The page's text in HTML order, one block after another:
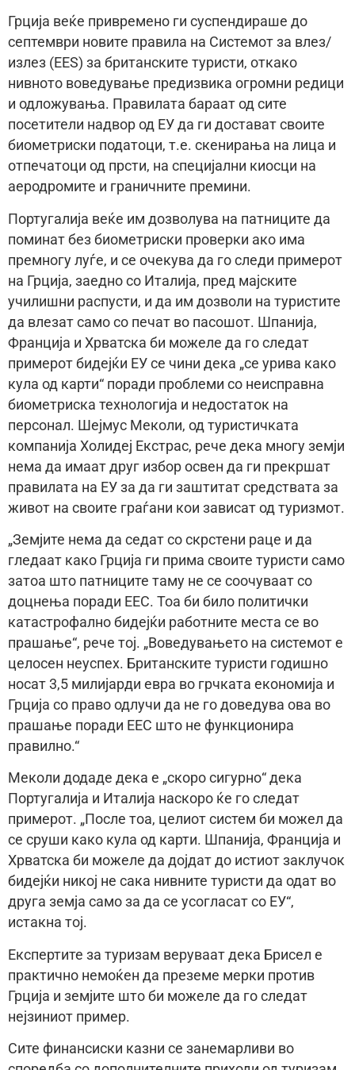
Грција веќе привремено ги суспендираше до
септември новите правила на Системот за влез/
излез (EES) за британските туристи, откако
нивното воведување предизвика огромни редици
и одложувања. Правилата бараат од сите
посетители надвор од ЕУ да ги достават своите
биометриски податоци, т.е. скенирања на лица и
отпечатоци од прсти, на специјални киосци на
аеродромите и граничните премини.
Португалија веќе им дозволува на патниците да
поминат без биометриски проверки ако има
премногу луѓе, и се очекува да го следи примерот
на Грција, заедно со Италија, пред мајските
училишни распусти, и да им дозволи на туристите
да влезат само со печат во пасошот. Шпанија,
Франција и Хрватска би можеле да го следат
примерот бидејќи ЕУ се чини дека „се урива како
кула од карти“ поради проблеми со неисправна
биометриска технологија и недостаток на
персонал. Шејмус Меколи, од туристичката
компанија Холидеј Екстрас, рече дека многу земји
нема да имаат друг избор освен да ги прекршат
правилата на ЕУ за да ги заштитат средствата за
живот на своите граѓани кои зависат од туризмот.
„Земјите нема да седат со скрстени раце и да
гледаат како Грција ги прима своите туристи само
затоа што патниците таму не се соочуваат со
доцнења поради ЕЕС. Тоа би било политички
катастрофално бидејќи работните места се во
прашање“, рече тој. „Воведувањето на системот е
целосен неуспех. Британските туристи годишно
носат 3,5 милијарди евра во грчката економија и
Грција со право одлучи да не го доведува ова во
прашање поради ЕЕС што не функционира
правилно.“
Меколи додаде дека е „скоро сигурно“ дека
Португалија и Италија наскоро ќе го следат
примерот. „После тоа, целиот систем би можел да
се сруши како кула од карти. Шпанија, Франција и
Хрватска би можеле да дојдат до истиот заклучок
бидејќи никој не сака нивните туристи да одат во
друга земја само за да се усогласат со ЕУ“,
истакна тој.
Експертите за туризам веруваат дека Брисел е
практично немоќен да преземе мерки против
Грција и земјите што би можеле да го следат
нејзиниот пример.
Сите финансиски казни се занемарливи во